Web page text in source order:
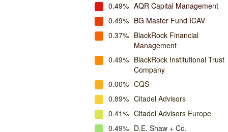
0.49% AQR Capital Management
0.49% BG Master Fund ICAV
0.37% BlackRock Financial
Management
0.49% BlackRock Institutional Trust
Company
0.00% CQS
0.89% Citadel Advisors
0.41% Citadel Advisors Europe
0.49% D.E. Shaw + Co.